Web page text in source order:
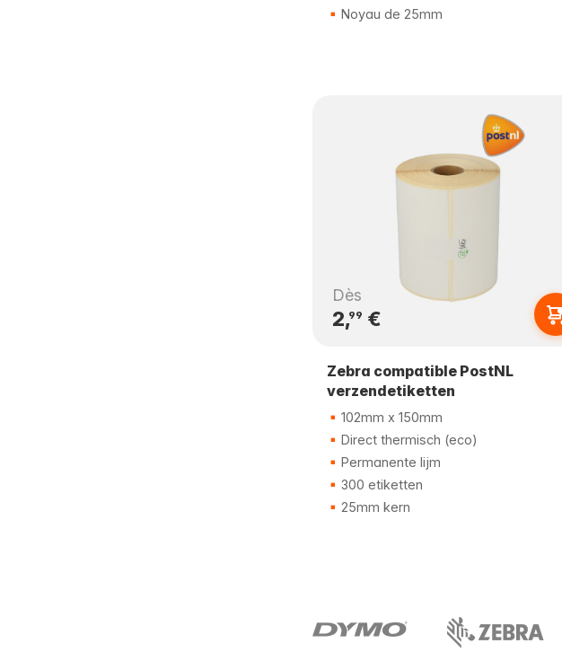
Noyau de 25mm
Dès
2,99 €
Zebra compatible PostNL
verzendetiketten
102mm x 150mm
Direct thermisch (eco)
Permanente lijm
300 etiketten
25mm kern